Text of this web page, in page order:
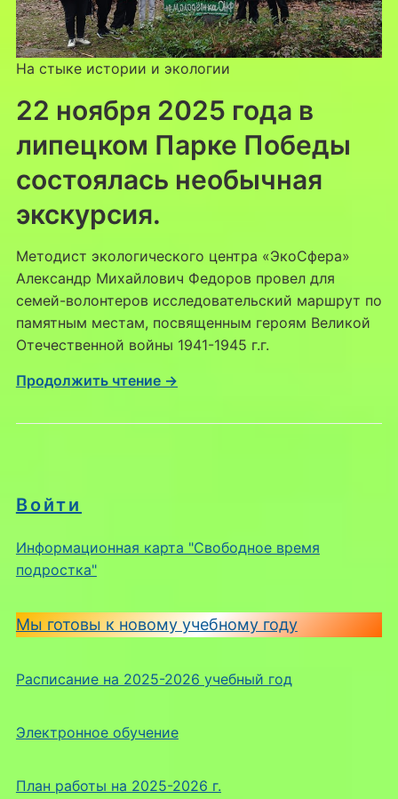
Войти
Информационная карта "Свободное время
подростка"
Мы готовы к новому учебному году
Расписание на 2025-2026 учебный год
Электронное обучение
План работы на 2025-2026 г.
На стыке истории и экологии
22 ноября 2025 года в
липецком Парке Победы
состоялась необычная
экскурсия.
Методист экологического центра «ЭкоСфера»
Александр Михайлович Федоров провел для
семей-волонтеров исследовательский маршрут по
памятным местам, посвященным героям Великой
Отечественной войны 1941-1945 г.г.
Продолжить чтение →